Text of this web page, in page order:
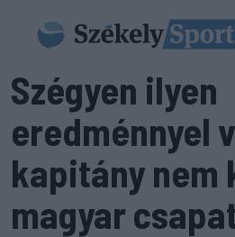
Szégyen ilyen
eredménnyel
kapitány nem
magyar